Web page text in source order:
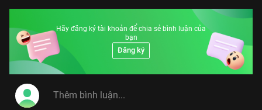
Hãy đăng ký tài khoản để chia sẻ bình luận của
bạn
Đăng ký